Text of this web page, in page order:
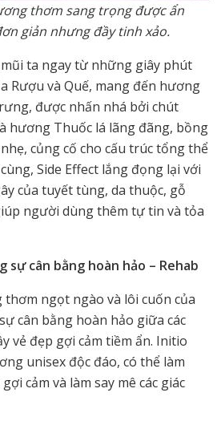
thơm sang trọng được ẩn
giản nhưng đầy tinh xảo.
ta ngay từ những giây phút
Rượu và Quế, mang đến hương
được nhấn nhá bởi chút
hương Thuốc lá lãng đãng, bồng
củng cố cho cấu trúc tổng thể
Side Effect lắng đọng lại với
của tuyết tùng, da thuộc, gỗ
người dùng thêm tự tin và tỏa
sự cân bằng hoàn hảo – Rehab
ngọt ngào và lôi cuốn của
cân bằng hoàn hảo giữa các
vẻ đẹp gợi cảm tiềm ẩn. Initio
unisex độc đáo, có thể làm
cảm và làm say mê các giác